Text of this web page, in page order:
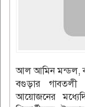
আল আমিন মন্ডল,
বগুড়ার গাবতলী
আয়োজনের